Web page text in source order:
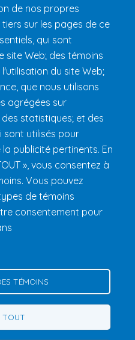
chemin des Voyageurs, Mont-
1T1
témoins
Tous droits réservés
de nos propres
sur les pages de ce
qui sont
site Web; des témoins
du site Web;
que nous utilisons
agrégées sur
statistiques; et des
sont utilisés pour
publicité pertinents. En
», vous consentez à
Vous pouvez
de témoins
consentement pour
TÉMOINS
TOUT